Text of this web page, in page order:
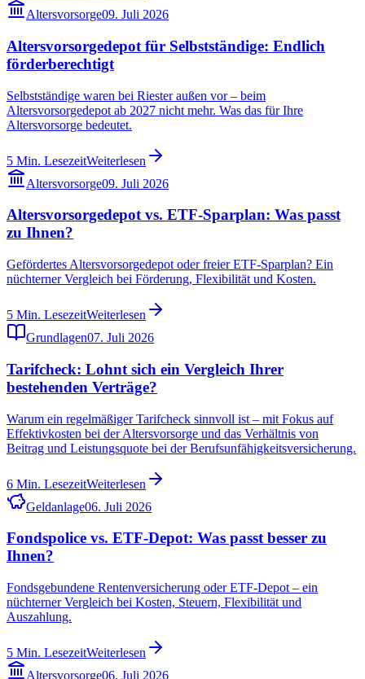
Altersvorsorge09. Juli 2026
Altersvorsorgedepot für Selbstständige: Endlich
förderberechtigt
Selbstständige waren bei Riester außen vor – beim
Altersvorsorgedepot ab 2027 nicht mehr. Was das für Ihre
Altersvorsorge bedeutet.
5 Min. LesezeitWeiterlesen
Altersvorsorge09. Juli 2026
Altersvorsorgedepot vs. ETF-Sparplan: Was passt
zu Ihnen?
Gefördertes Altersvorsorgedepot oder freier ETF-Sparplan? Ein
nüchterner Vergleich bei Förderung, Flexibilität und Kosten.
5 Min. LesezeitWeiterlesen
Grundlagen07. Juli 2026
Tarifcheck: Lohnt sich ein Vergleich Ihrer
bestehenden Verträge?
Warum ein regelmäßiger Tarifcheck sinnvoll ist – mit Fokus auf
Effektivkosten bei der Altersvorsorge und das Verhältnis von
Beitrag und Leistungsquote bei der Berufsunfähigkeitsversicherung.
6 Min. LesezeitWeiterlesen
Geldanlage06. Juli 2026
Fondspolice vs. ETF-Depot: Was passt besser zu
Ihnen?
Fondsgebundene Rentenversicherung oder ETF-Depot – ein
nüchterner Vergleich bei Kosten, Steuern, Flexibilität und
Auszahlung.
5 Min. LesezeitWeiterlesen
Altersvorsorge06. Juli 2026